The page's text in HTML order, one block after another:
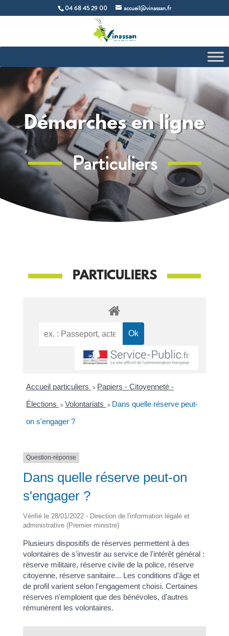
04 68 45 29 00 accueil@vinassan.fr
Démarches en ligne
Particuliers
PARTICULIERS
Accueil particuliers > Papiers - Citoyenneté -
Élections > Volontariats > Dans quelle réserve peut-
on s'engager ?
Question-réponse
Dans quelle réserve peut-on
s'engager ?
Vérifié le 28/01/2022 - Direction de l'information légale et
administrative (Premier ministre)
Plusieurs dispositifs de réserves permettent à des
volontaires de s'investir au service de l'intérêt général :
réserve militaire, réserve civile de la police, réserve
citoyenne, réserve sanitaire... Les conditions d'âge et
de profil varient selon l'engagement choisi. Certaines
réserves n'emploient que des bénévoles, d'autres
rémunèrent les volontaires.